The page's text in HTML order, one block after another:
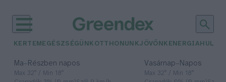
KERTEM EGÉSZSÉGÜNK OTTHONUNKJÖVŐNK ENERGIA
Ma– Részben napos
Max 32° / Min 18°
Vasárnap– Napos
Max 32° / Min 18°